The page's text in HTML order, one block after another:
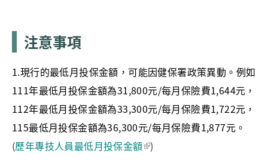
注意事項
1.現行的最低月投保金額，可能因健保署政策異動。例如
111年最低月投保金額為31,800元/每月保險費1,644元，
112年最低月投保金額為33,300元/每月保險費1,722元，
115最低月投保金額為36,300元/每月保險費1,877元。
(歷年專技人員最低月投保金額 )